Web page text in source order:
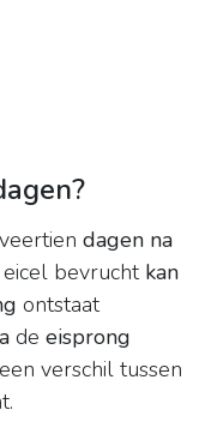
dagen na
bevrucht kan
ontstaat
de eisprong
verschil tussen